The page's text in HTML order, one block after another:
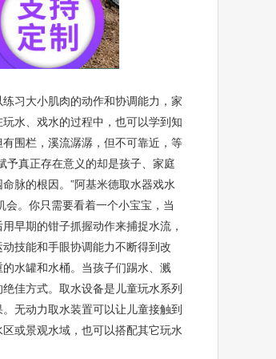
习大小肌肉的动作和协调能力，家
水、戏水的过程中，也可以学到知
围栏，溪流潺潺，但不可靠近，等
予真正存在意义的却是孩子、家庭
脉的根因。”阿基米德取水器戏水
。你只需要看着一个小宝宝，当
早期的钳子抓握动作来捕捉水流，
技能和手眼协调能力不断得到改
水罐和水桶。当孩子们踢水、溅
佳方式。取水设备是儿童玩水系列
无动力取水装置可以让儿童接触到
或景观水域，也可以搭配其它玩水